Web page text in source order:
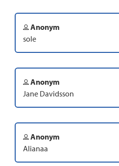
Anonym
sole
Anonym
Jane Davidsson
Anonym
Alianaa